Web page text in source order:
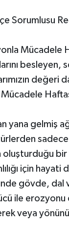
Sorumlusu
Mücadele
değeri
yana gelmiş
oluşturduğu
için hayati
gövde, dal
ile erozyonu
veya